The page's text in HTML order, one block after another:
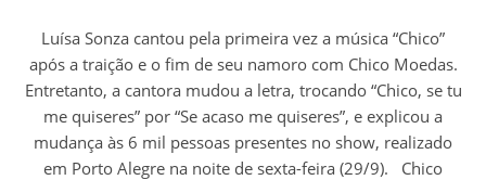
Luísa Sonza cantou pela primeira vez a música “Chico”
após a traição e o fim de seu namoro com Chico Moedas.
Entretanto, a cantora mudou a letra, trocando “Chico, se tu
me quiseres” por “Se acaso me quiseres”, e explicou a
mudança às 6 mil pessoas presentes no show, realizado
em Porto Alegre na noite de sexta-feira (29/9). Chico